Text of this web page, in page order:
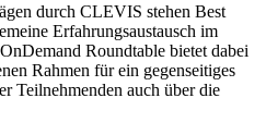
durch CLEVIS stehen Best
Erfahrungsaustausch im
Roundtable bietet dabei
Rahmen für ein gegenseitiges
Teilnehmenden auch über die